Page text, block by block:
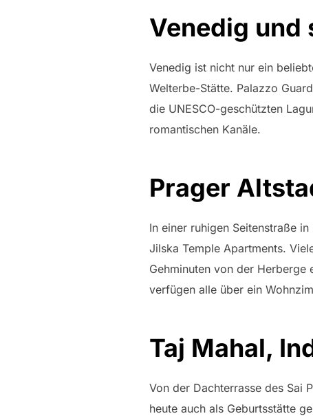
Venedig und
Venedig ist nicht nur ein
Welterbe-Stätte. Palazzo
die UNESCO-geschützten
romantischen Kanäle.
Prager
In einer ruhigen Seitenstraße
Jilska Temple Apartments.
Gehminuten von der Herberge
verfügen alle über ein
Taj Mahal,
Von der Dachterrasse des Sai
heute auch als Geburtsstätte